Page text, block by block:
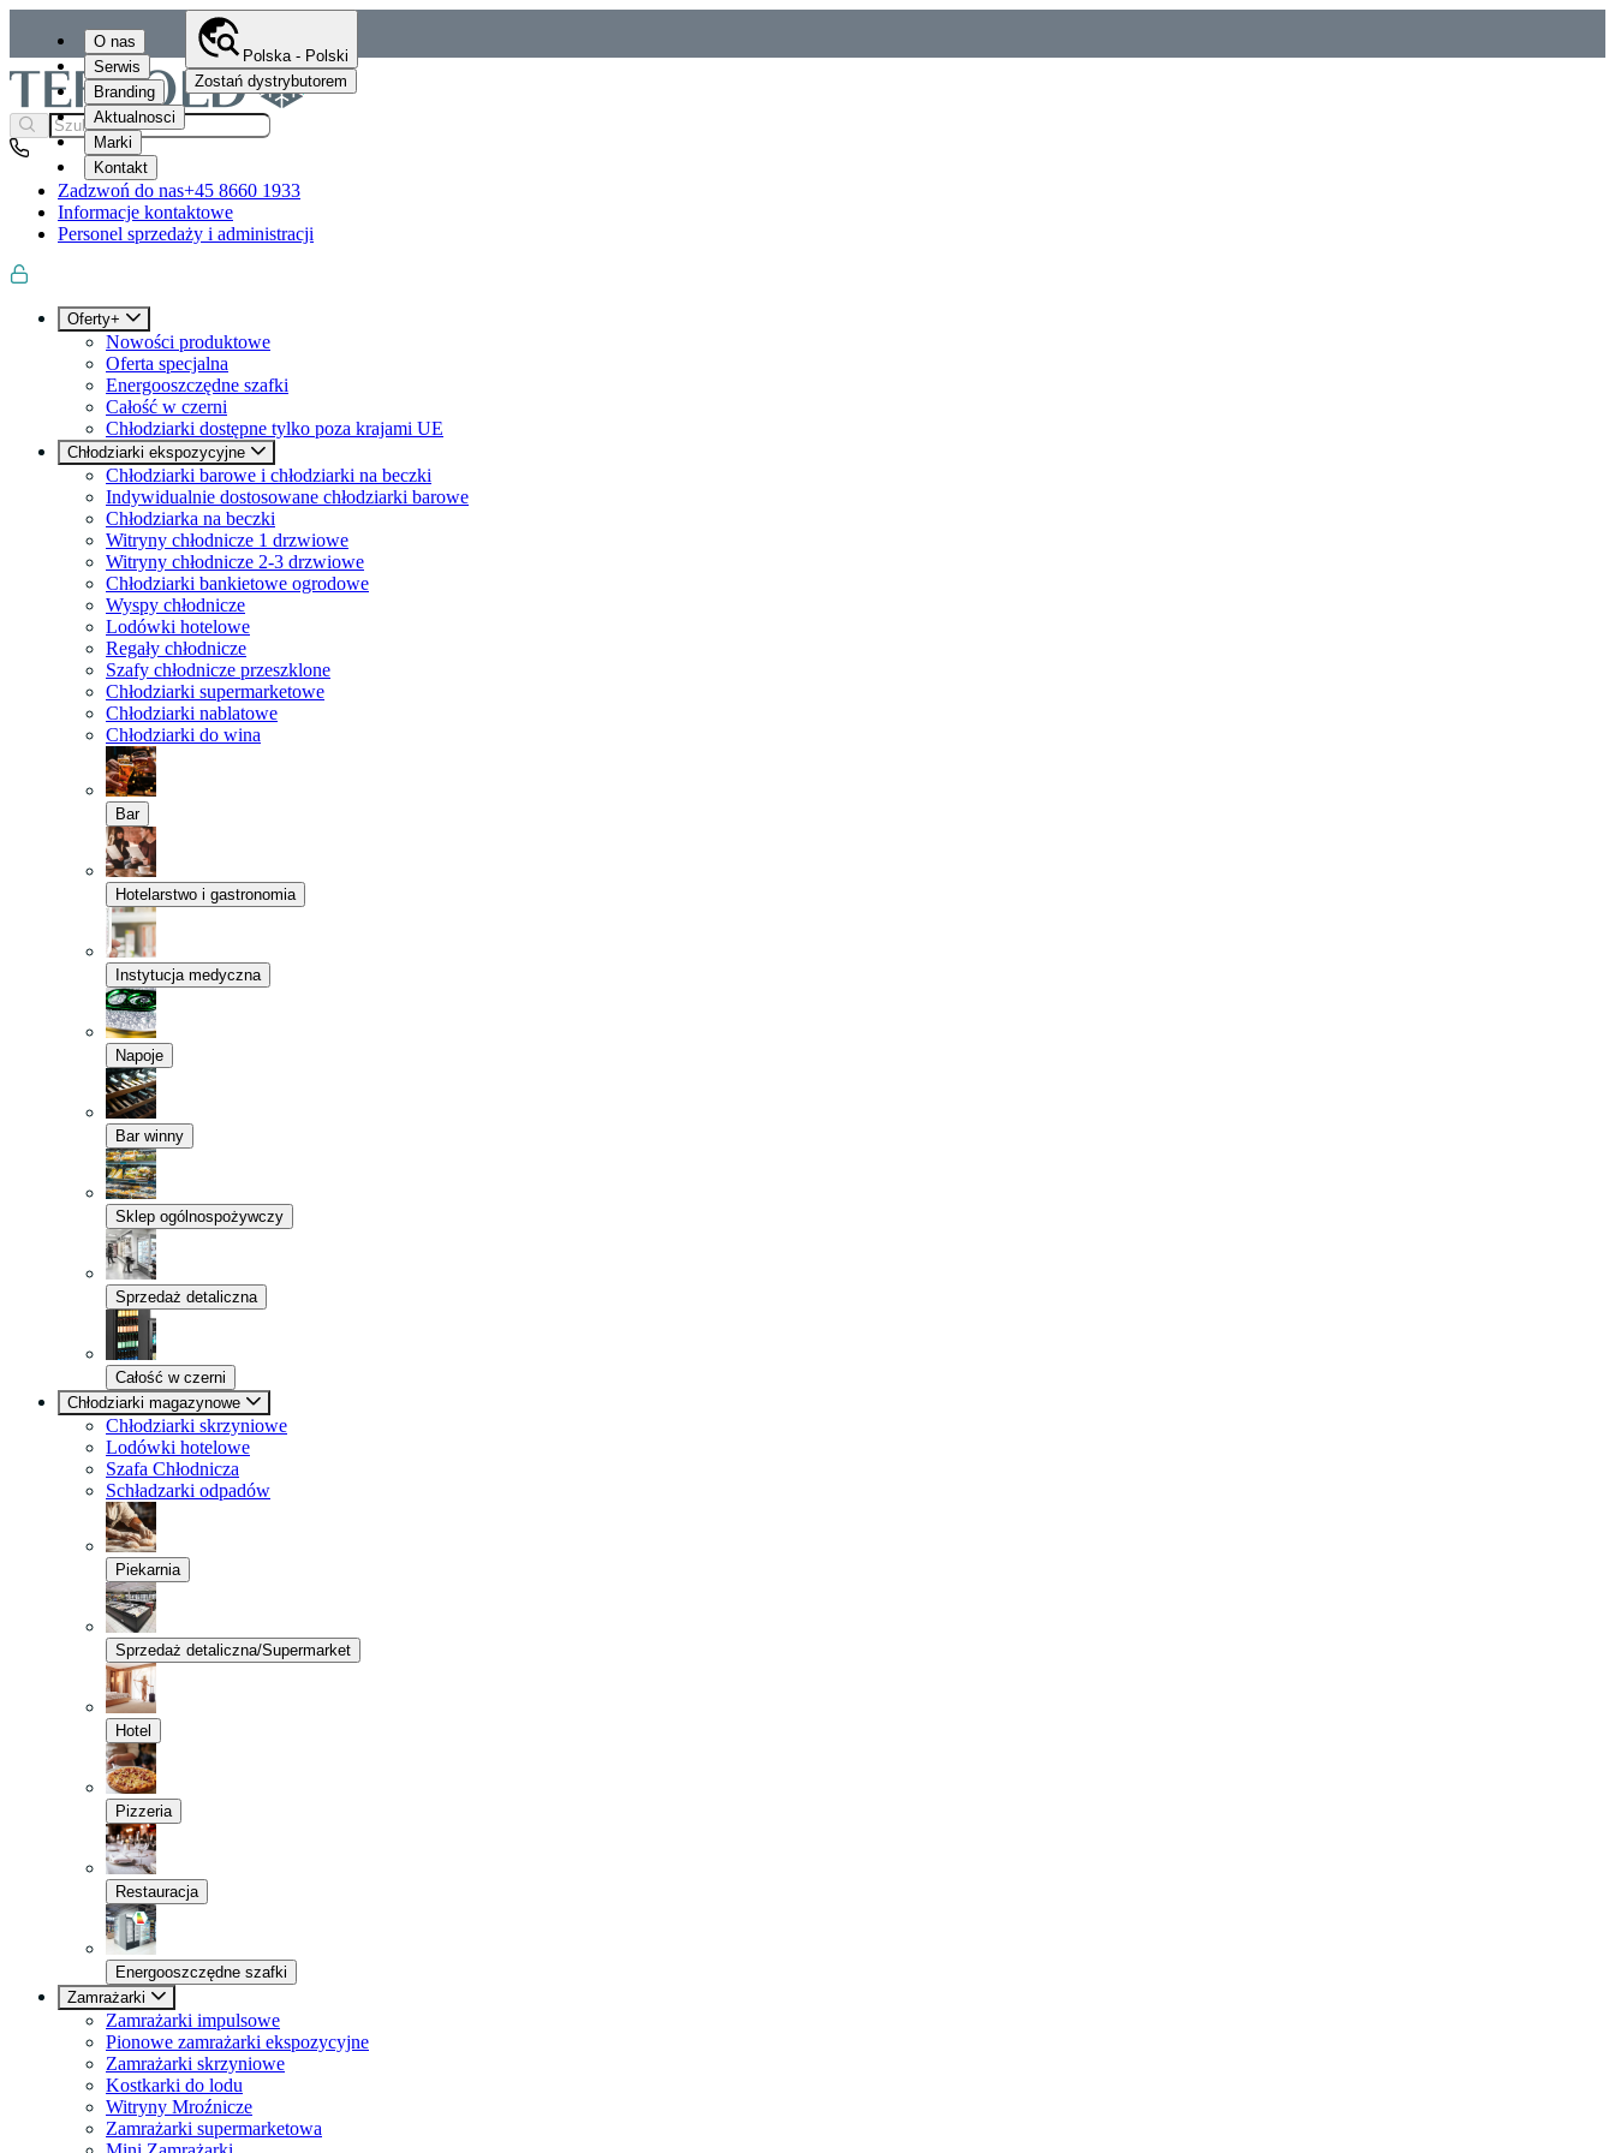
O nas
Serwis
Branding
Aktualnosci
Marki
Kontakt
Polska - Polski
Zostań dystrybutorem
Zadzwoń do nas+45 8660 1933
Informacje kontaktowe
Personel sprzedaży i administracji
Oferty+
Nowości produktowe
Oferta specjalna
Energooszczędne szafki
Całość w czerni
Chłodziarki dostępne tylko poza krajami UE
Chłodziarki ekspozycyjne
Chłodziarki barowe i chłodziarki na beczki
Indywidualnie dostosowane chłodziarki barowe
Chłodziarka na beczki
Witryny chłodnicze 1 drzwiowe
Witryny chłodnicze 2-3 drzwiowe
Chłodziarki bankietowe ogrodowe
Wyspy chłodnicze
Lodówki hotelowe
Regały chłodnicze
Szafy chłodnicze przeszklone
Chłodziarki supermarketowe
Chłodziarki nablatowe
Chłodziarki do wina
Bar
Hotelarstwo i gastronomia
Instytucja medyczna
Napoje
Bar winny
Sklep ogólnospożywczy
Sprzedaż detaliczna
Całość w czerni
Chłodziarki magazynowe
Chłodziarki skrzyniowe
Lodówki hotelowe
Szafa Chłodnicza
Schładzarki odpadów
Piekarnia
Sprzedaż detaliczna/Supermarket
Hotel
Pizzeria
Restauracja
Energooszczędne szafki
Zamrażarki
Zamrażarki impulsowe
Pionowe zamrażarki ekspozycyjne
Zamrażarki skrzyniowe
Kostkarki do lodu
Witryny Mroźnicze
Zamrażarki supermarketowa